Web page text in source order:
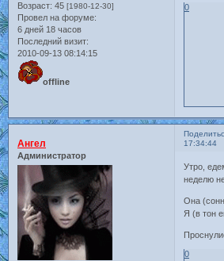
Возраст: 45 [1980-12-30]
Провел на форуме:
6 дней 18 часов
Последний визит:
2010-09-13 08:14:15
offline
0
17:34:44
Ангел
Администратор
Утро,
неделю
Она
Я (в тон
0